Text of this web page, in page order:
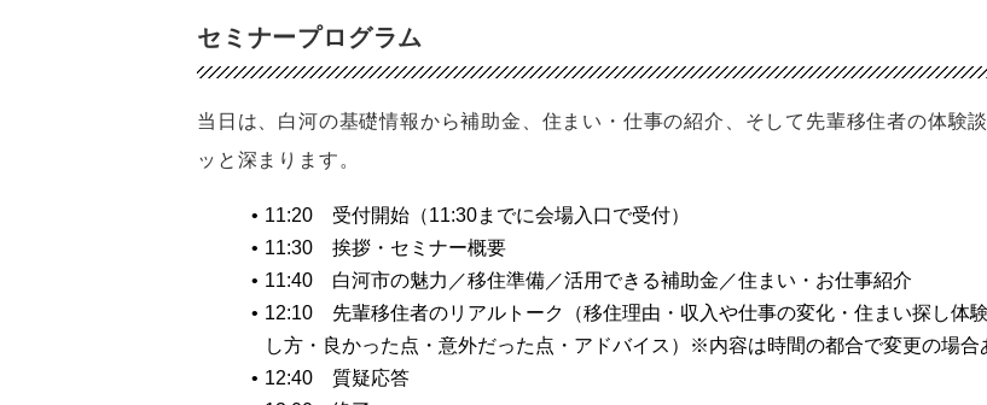
セミナープログラム
当日は、白河の基礎情報から補助金、住まい・仕事の紹介、そして先輩移住者の体験
ッと深まります。
11:20　受付開始（11:30までに会場入口で受付）
11:30　挨拶・セミナー概要
11:40　白河市の魅力／移住準備／活用できる補助金／住まい・お仕事紹介
12:10　先輩移住者のリアルトーク（移住理由・収入や仕事の変化・住まい探し体
し方・良かった点・意外だった点・アドバイス）※内容は時間の都合で変更の場合
12:40　質疑応答